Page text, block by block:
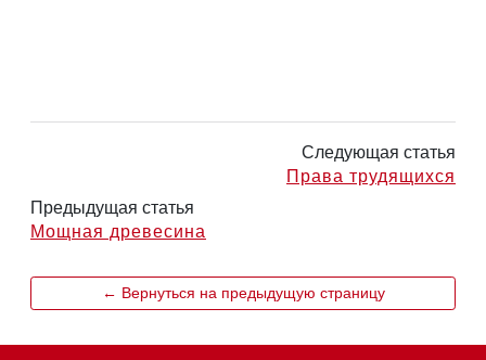
Следующая статья
Права трудящихся
Предыдущая статья
Мощная древесина
← Вернуться на предыдущую страницу